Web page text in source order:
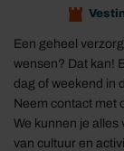
Een geheel
wensen? Dat kan!
dag of weekend in
Neem contact met
We kunnen je alles
van cultuur en